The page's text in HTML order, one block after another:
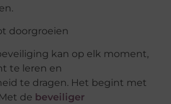
doorgroeien
kan op elk moment,
te leren en
te dragen. Het begint met
de beveiliger